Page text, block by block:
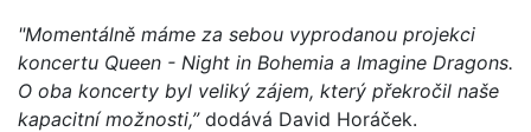
"Momentálně máme za sebou vyprodanou projekci
koncertu Queen - Night in Bohemia a Imagine Dragons.
O oba koncerty byl veliký zájem, který překročil naše
kapacitní možnosti,”dodává David Horáček.